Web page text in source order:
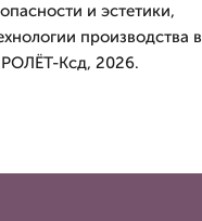
и эстетики,
производства в
Ксд, 2026.